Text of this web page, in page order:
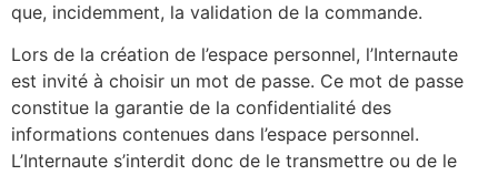
que, incidemment, la validation de la commande.
Lors de la création de l’espace personnel, l’Internaute
est invité à choisir un mot de passe. Ce mot de passe
constitue la garantie de la confidentialité des
informations contenues dans l’espace personnel.
L’Internaute s’interdit donc de le transmettre ou de le